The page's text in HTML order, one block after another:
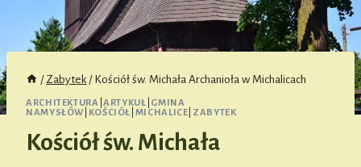
/ Zabytek / Kościół św. Michała Archanioła w Michalicach
ARCHITEKTURA |ARTYKUŁ GMINA
NAMYSŁÓW
KOŚCIÓŁ MICHALICE ZABYTEK
Kościół św. Michała